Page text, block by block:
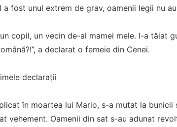
a fost unul extrem de grav, oamenii legii nu
copil, un vecin de-al mamei mele. I-a tăiat
a declarat o femeie din Cenei.
declarații
în moartea lui Mario, s-a mutat la bunicii
vehement. Oamenii din sat s-au adunat